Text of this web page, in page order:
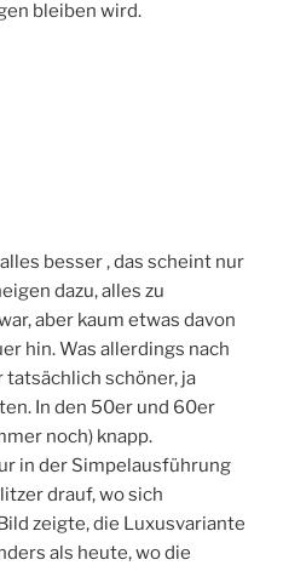
bleiben wird.
besser , das scheint nur
dazu, alles zu
aber kaum etwas davon
hin. Was allerdings nach
schöner, ja
In den 50er und 60er
noch) knapp.
in der Simpelausführung
drauf, wo sich
zeigte, die Luxusvariante
als heute, wo die